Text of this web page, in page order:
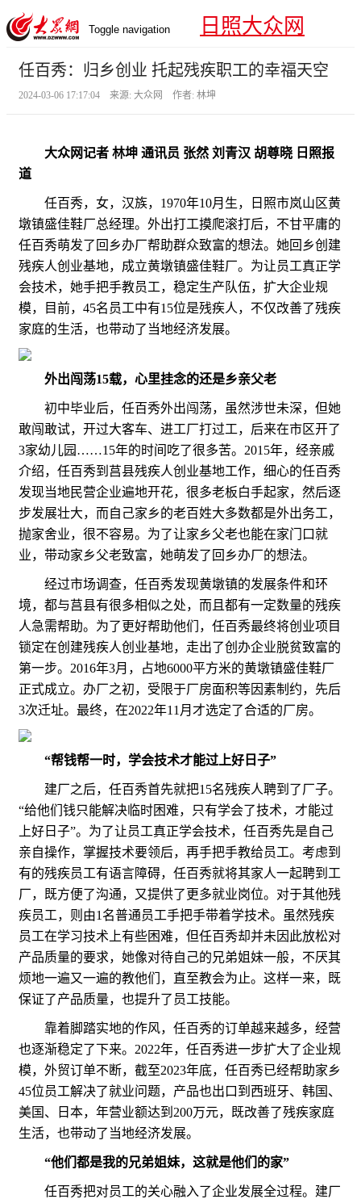
Toggle navigation 日照大众网
任百秀：归乡创业 托起残疾职工的幸福天空
2024-03-06 17:17:04 来源: 大众网 作者: 林坤
大众网记者 林坤 通讯员 张然 刘青汉 胡尊晓 日照报
道
任百秀，女，汉族，1970年10月生，日照市岚山区黄
墩镇盛佳鞋厂总经理。外出打工摸爬滚打后，不甘平庸的
任百秀萌发了回乡办厂帮助群众致富的想法。她回乡创建
残疾人创业基地，成立黄墩镇盛佳鞋厂。为让员工真正学
会技术，她手把手教员工，稳定生产队伍，扩大企业规
模，目前，45名员工中有15位是残疾人，不仅改善了残疾
家庭的生活，也带动了当地经济发展。
外出闯荡15载，心里挂念的还是乡亲父老
初中毕业后，任百秀外出闯荡，虽然涉世未深，但她
敢闯敢试，开过大客车、进工厂打过工，后来在市区开了
3家幼儿园……15年的时间吃了很多苦。2015年，经亲戚
介绍，任百秀到莒县残疾人创业基地工作，细心的任百秀
发现当地民营企业遍地开花，很多老板白手起家，然后逐
步发展壮大，而自己家乡的老百姓大多数都是外出务工，
抛家舍业，很不容易。为了让家乡父老也能在家门口就
业，带动家乡父老致富，她萌发了回乡办厂的想法。
经过市场调查，任百秀发现黄墩镇的发展条件和环
境，都与莒县有很多相似之处，而且都有一定数量的残疾
人急需帮助。为了更好帮助他们，任百秀最终将创业项目
锁定在创建残疾人创业基地，走出了创办企业脱贫致富的
第一步。2016年3月，占地6000平方米的黄墩镇盛佳鞋厂
正式成立。办厂之初，受限于厂房面积等因素制约，先后
3次迁址。最终，在2022年11月才选定了合适的厂房。
“帮钱帮一时，学会技术才能过上好日子”
建厂之后，任百秀首先就把15名残疾人聘到了厂子。
“给他们钱只能解决临时困难，只有学会了技术，才能过
上好日子”。为了让员工真正学会技术，任百秀先是自己
亲自操作，掌握技术要领后，再手把手教给员工。考虑到
有的残疾员工有语言障碍，任百秀就将其家人一起聘到工
厂，既方便了沟通，又提供了更多就业岗位。对于其他残
疾员工，则由1名普通员工手把手带着学技术。虽然残疾
员工在学习技术上有些困难，但任百秀却并未因此放松对
产品质量的要求，她像对待自己的兄弟姐妹一般，不厌其
烦地一遍又一遍的教他们，直至教会为止。这样一来，既
保证了产品质量，也提升了员工技能。
靠着脚踏实地的作风，任百秀的订单越来越多，经营
也逐渐稳定了下来。2022年，任百秀进一步扩大了企业规
模，外贸订单不断，截至2023年底，任百秀已经帮助家乡
45位员工解决了就业问题，产品也出口到西班牙、韩国、
美国、日本，年营业额达到200万元，既改善了残疾家庭
生活，也带动了当地经济发展。
“他们都是我的兄弟姐妹，这就是他们的家”
任百秀把对员工的关心融入了企业发展全过程。建厂